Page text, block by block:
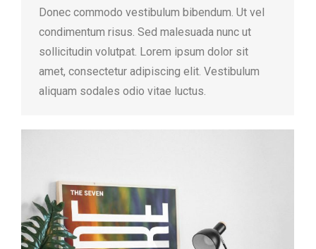
Donec commodo vestibulum bibendum. Ut vel
condimentum risus. Sed malesuada nunc ut
sollicitudin volutpat. Lorem ipsum dolor sit
amet, consectetur adipiscing elit. Vestibulum
aliquam sodales odio vitae luctus.